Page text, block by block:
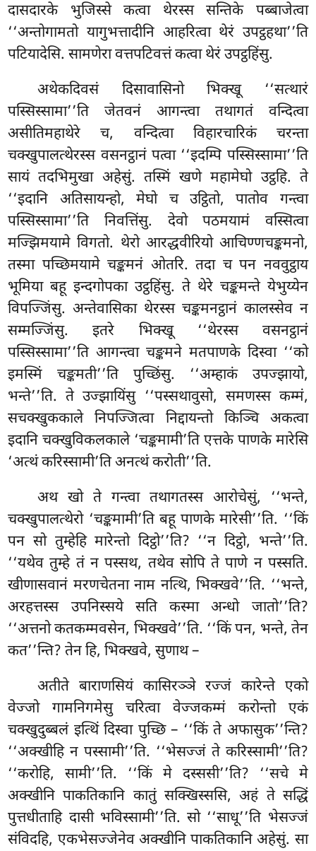
दासदारके भुजिस्से कत्वा थेरस्स सन्तिके पब्बाजेत्वा
‘‘अन्तोगामतो यागुभत्तादीनि आहरित्वा थेरं उपट्ठहथा’’ति
पटियादेसि. सामणेरा वत्तपटिवत्तं कत्वा थेरं उपट्ठहिंसु.
अथेकदिवसं दिसावासिनो भिक्खू ‘‘सत्थारं
पस्सिस्सामा’’ति जेतवनं आगन्त्वा तथागतं वन्दित्वा
असीतिमहाथेरे च, वन्दित्वा विहारचारिकं चरन्ता
चक्खुपालत्थेरस्स वसनट्ठानं पत्वा ‘‘इदम्पि पस्सिस्सामा’’ति
सायंतदभिमुखा अहेसुं. तस्मिं खणे महामेघो उट्ठहि. ते
‘‘इदानि अतिसायन्हो, मेघो च उट्ठितो, पातोव गन्त्वा
पस्सिस्सामा’’ति निवत्तिंसु. देवो पठमयामं वस्सित्वा
मज्झिमयामे विगतो. थेरो आरद्धवीरियो आचिण्णचङ्कमनो,
तस्मा पच्छिमयामे चङ्कमनं ओतरि. तदा च पन नववुट्ठाय
भूमिया बहू इन्दगोपकाउट्ठहिंसु. ते थेरे चङ्कमन्ते येभुय्येन
विपज्जिंसु. अन्तेवासिका थेरस्स चङ्कमनट्ठानं कालस्सेव न
सम्मज्जिंसु. इतरे भिक्खू ‘‘थेरस्स वसनट्ठानं
पस्सिस्सामा’’ति आगन्त्वा चङ्कमने मतपाणके दिस्वा ‘‘को
इमस्मिं चङ्कमती’’ति पुच्छिंसु. ‘‘अम्हाकं उपज्झायो,
भन्ते’’ति. ते उज्झायिंसु ‘‘पस्सथावुसो, समणस्स कम्मं,
सचक्खुककाले निपज्जित्वा निद्दायन्तो किञ्चि अकत्वा
इदानि चक्खुविकलकाले ‘चङ्कमामी’ति एत्तके पाणके मारेसि
‘अत्थं करिस्सामी’ति अनत्थं करोती’’ति.
अथ खो ते गन्त्वा तथागतस्स आरोचेसुं, ‘‘भन्ते,
चक्खुपालत्थेरो ‘चङ्कमामी’ति बहू पाणके मारेसी’’ति. ‘‘किं
पन सो तुम्हेहि मारेन्तो दिट्ठो’’ति? ‘‘न दिट्ठो, भन्ते’’ति.
‘‘यथेव तुम्हे तं न पस्सथ, तथेव सोपि ते पाणे न पस्सति.
खीणासवानं मरणचेतना नाम नत्थि, भिक्खवे’’ति. ‘‘भन्ते,
अरहत्तस्स उपनिस्सये सति कस्मा अन्धो जातो’’ति?
‘‘अत्तनो कतकम्मवसेन, भिक्खवे’’ति. ‘‘किं पन, भन्ते, तेन
कत’’न्ति? तेन हि, भिक्खवे, सुणाथ –
अतीते बाराणसियं कासिरञ्ञे रज्जं कारेन्ते एको
वेज्जो गामनिगमेसु चरित्वा वेज्जकम्मं करोन्तो एकं
चक्खुदुब्बलं इत्थिं दिस्वा पुच्छि – ‘‘किं ते अफासुक’’न्ति?
‘‘अक्खीहि न पस्सामी’’ति. ‘‘भेसज्जं ते करिस्सामी’’ति?
‘‘करोहि, सामी’’ति. ‘‘किं मे दस्ससी’’ति? ‘‘सचे मे
अक्खीनि पाकतिकानि कातुं सक्खिस्ससि, अहं ते सद्धिं
पुत्तधीताहि दासी भविस्सामी’’ति. सो ‘‘साधू’’ति भेसज्जं
संविदहि, एकभेसज्जेनेव अक्खीनि पाकतिकानि अहेसुं. सा